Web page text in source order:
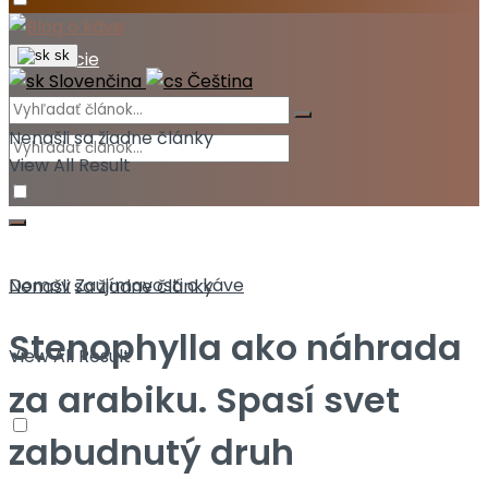
Akcie
Nenašli sa žiadne články
View All Result
sk
Slovenčina Čeština
Nenašli sa žiadne články
View All Result
DomovZaujímavosti o káve
Stenophylla ako náhrada
za arabiku. Spasí svet
zabudnutý druh